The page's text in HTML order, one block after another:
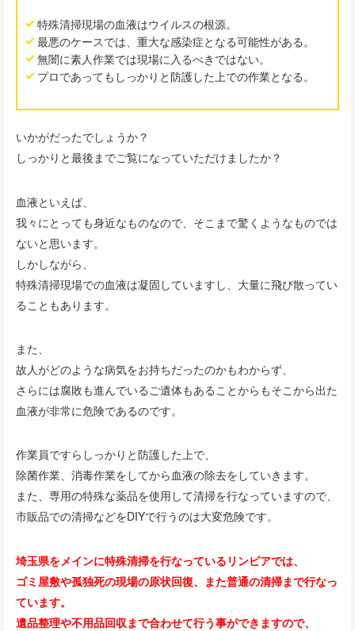
特殊清掃現場の血液はウイルスの根源。
最悪のケースでは、重大な感染症となる可能性がある。
無闇に素人作業では現場に入るべきではない。
プロであってもしっかりと防護した上での作業となる。
いかがだったでしょうか？
しっかりと最後までご覧になっていただけましたか？
血液といえば、
我々にとっても身近なものなので、そこまで驚くようなものでは
ないと思います。
しかしながら、
特殊清掃現場での血液は凝固していますし、大量に飛び散ってい
ることもあります。
また、
故人がどのような病気をお持ちだったのかもわからず、
さらには腐敗も進んでいるご遺体もあることからもそこから出た
血液が非常に危険であるのです。
作業員ですらしっかりと防護した上で、
除菌作業、消毒作業をしてから血液の除去をしていきます。
また、専用の特殊な薬品を使用して清掃を行なっていますので、
市販品での清掃などをDIYで行うのは大変危険です。
埼玉県をメインに特殊清掃を行なっているリンピアでは、
ゴミ屋敷や孤独死の現場の原状回復、また普通の清掃まで行なっ
ています。
遺品整理や不用品回収まで合わせて行う事ができますので、